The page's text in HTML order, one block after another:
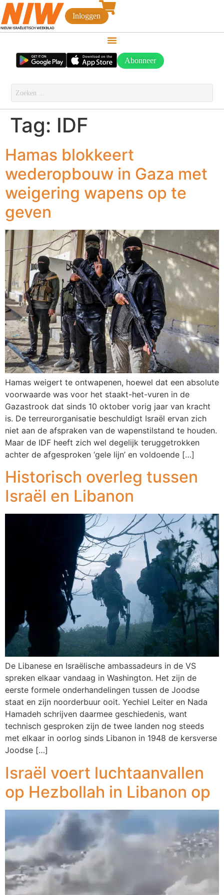
Inloggen
Abonneer
Tag: IDF
Hamas blokkeert
wederopbouw in Gaza met
weigering wapens op te
geven
Hamas weigert te ontwapenen, hoewel dat een absolute
voorwaarde was voor het staakt-het-vuren in de
Gazastrook dat sinds 10 oktober vorig jaar van kracht
is. De terreurorganisatie beschuldigt Israël ervan zich
niet aan de afspraken van de wapenstilstand te houden.
Maar de IDF heeft zich wel degelijk teruggetrokken
achter de afgesproken ‘gele lijn’ en voldoende […]
Historisch overleg tussen
Israël en Libanon
De Libanese en Israëlische ambassadeurs in de VS
spreken elkaar vandaag in Washington. Het zijn de
eerste formele onderhandelingen tussen de Joodse
staat en zijn noorderbuur ooit. Yechiel Leiter en Nada
Hamadeh schrijven daarmee geschiedenis, want
technisch gesproken zijn de twee landen nog steeds
met elkaar in oorlog sinds Libanon in 1948 de kersverse
Joodse […]
Israël voert luchtaanvallen
op Hezbollah in Libanon op